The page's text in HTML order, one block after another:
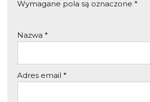
Wymagane pola są oznaczone *
Nazwa *
Adres email *